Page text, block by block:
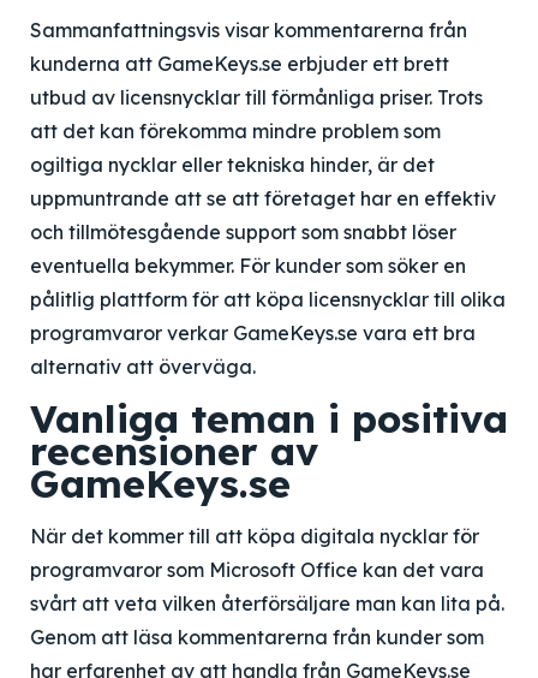
Sammanfattningsvis visar kommentarerna från
kunderna att GameKeys.se erbjuder ett brett
utbud av licensnycklar till förmånliga priser. Trots
att det kan förekomma mindre problem som
ogiltiga nycklar eller tekniska hinder, är det
uppmuntrande att se att företaget har en effektiv
och tillmötesgående support som snabbt löser
eventuella bekymmer. För kunder som söker en
pålitlig plattform för att köpa licensnycklar till olika
programvaror verkar GameKeys.se vara ett bra
alternativ att överväga.
Vanliga teman i positiva
recensioner av
GameKeys.se
När det kommer till att köpa digitala nycklar för
programvaror som Microsoft Office kan det vara
svårt att veta vilken återförsäljare man kan lita på.
Genom att läsa kommentarerna från kunder som
har erfarenhet av att handla från GameKeys.se